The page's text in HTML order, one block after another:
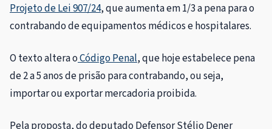
Projeto de Lei 907/24, que aumenta em 1/3 a pena para o
contrabando de equipamentos médicos e hospitalares.
O texto altera oCódigo Penal, que hoje estabelece pena
de 2 a 5 anos de prisão para contrabando, ou seja,
importar ou exportar mercadoria proibida.
Pela proposta, do deputado Defensor Stélio Dener